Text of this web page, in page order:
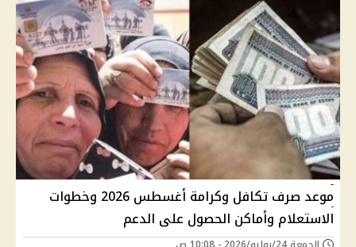
موعد صرف تكافل وكرامة أغسطس 2026 وخطوات
الاستعلام وأماكن الحصول على الدعم